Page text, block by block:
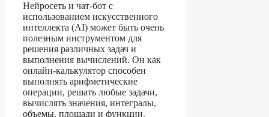
Нейросеть и чат-бот с
использованием искусственного
интеллекта (AI) может быть очень
полезным инструментом для
решения различных задач и
выполнения вычислений. Он как
онлайн-калькулятор способен
выполнять арифметические
операции, решать любые задачи,
вычислять значения, интегралы,
объемы, площади и функции.